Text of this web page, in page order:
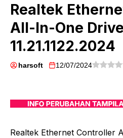
Realtek
All-In-One
11.21.1122.2024
harsoft 12/07/2024
Realtek Ethernet Controller